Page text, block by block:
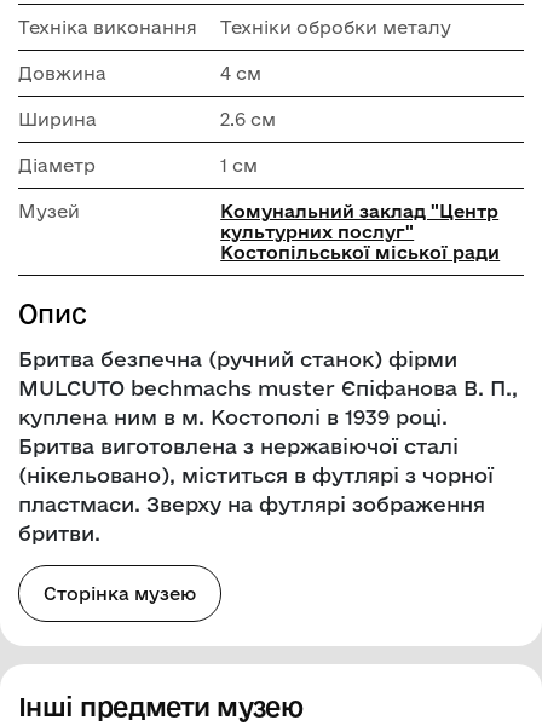
Техніка виконання Техніки обробки металу
Довжина 4 см
Ширина 2.6 см
Діаметр 1 см
Музей
Комунальний заклад "Центр
культурних послуг"
Костопільської міської ради
Опис
Бритва безпечна (ручний станок) фірми
MULCUTO bechmachs muster Єпіфанова В. П.,
куплена ним в м. Костополі в 1939 році.
Бритва виготовлена з нержавіючої сталі
(нікельовано), міститься в футлярі з чорної
пластмаси. Зверху на футлярі зображення
бритви.
Сторінка музею
Інші предмети музею